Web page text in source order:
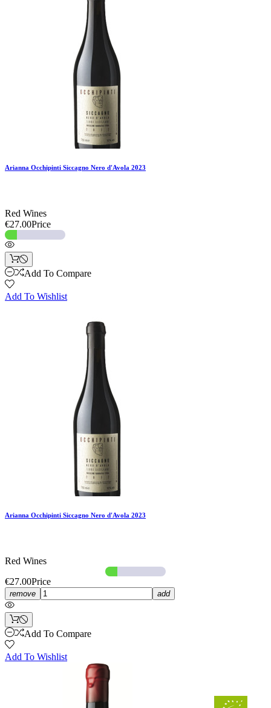
Add To Wishlist
Arianna Occhipinti Siccagno Nero d'Avola 2023
Red Wines
€27.00Price
Add To Compare
Add To Wishlist
Arianna Occhipinti Siccagno Nero d'Avola 2023
Red Wines
€27.00Price
remove add
Add To Compare
Add To Wishlist